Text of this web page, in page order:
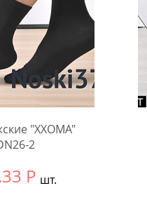
"XXOMA"
2
Р шт.